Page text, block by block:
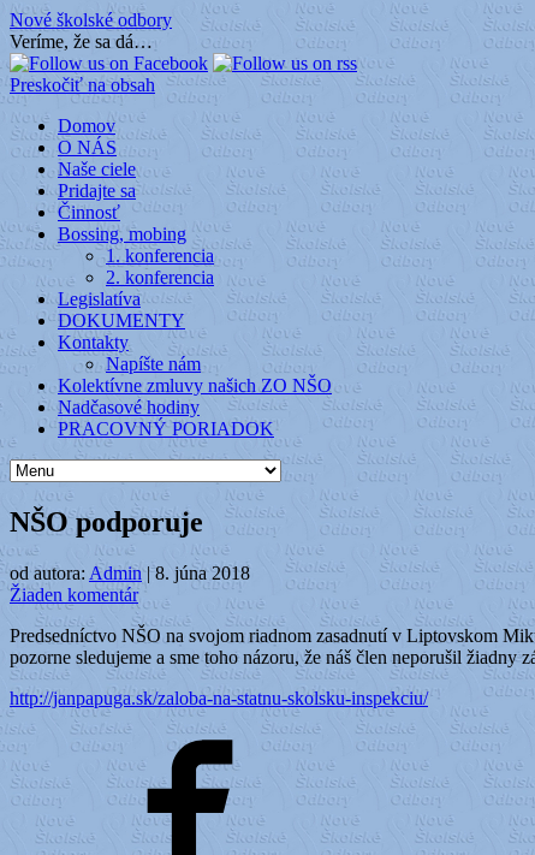
Nové školské odbory
Veríme, že sa dá…
Preskočiť na obsah
Domov
O NÁS
Naše ciele
Pridajte sa
Činnosť
Bossing, mobing
1. konferencia
2. konferencia
Legislatíva
DOKUMENTY
Kontakty
Napíšte nám
Kolektívne zmluvy našich ZO NŠO
Nadčasové hodiny
PRACOVNÝ PORIADOK
NŠO podporuje
od autora: Admin | 8. júna 2018
Žiaden komentár
Predsedníctvo NŠO na svojom riadnom zasadnutí v Liptovskom
pozorne sledujeme a sme toho názoru, že náš člen neporušil žiadny
http://janpapuga.sk/zaloba-na-statnu-skolsku-inspekciu/